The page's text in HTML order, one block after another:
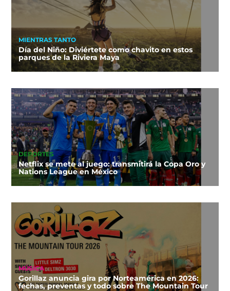
MIENTRAS TANTO
Día del Niño: Diviértete como chavito en estos
parques de la Riviera Maya
DEPORTES
Netflix se mete al juego: transmitirá la Copa Oro y
Nations League en México
MÚSICA
Gorillaz anuncia gira por Norteamérica en 2026:
fechas, preventas y todo sobre The Mountain Tour